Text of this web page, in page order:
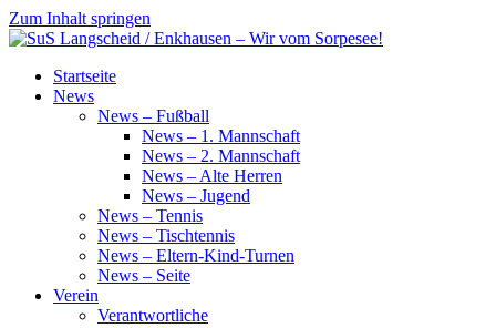
Zum Inhalt springen
SuS
Langscheid
Startseite
News
News – Fußball
News – 1. Mannschaft
News – 2. Mannschaft
News – Alte Herren
News – Jugend
News – Tennis
News – Tischtennis
News – Eltern-Kind-Turnen
News – Seite
Verein
Verantwortliche